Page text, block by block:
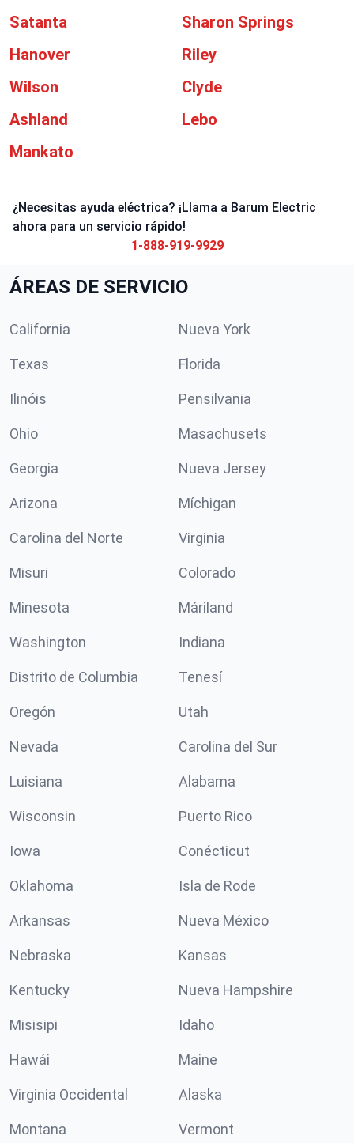
Satanta
Sharon Springs
Hanover
Riley
Wilson
Clyde
Ashland
Lebo
Mankato
¿Necesitas ayuda eléctrica? ¡Llama a Barum Electric
ahora para un servicio rápido!
1-888-919-9929
ÁREAS DE SERVICIO
California Nueva York
Texas Florida
Ilinóis Pensilvania
Ohio Masachusets
Georgia Nueva Jersey
Arizona Míchigan
Carolina del Norte Virginia
Misuri Colorado
Minesota Máriland
Washington Indiana
Distrito de Columbia Tenesí
Oregón Utah
Nevada Carolina del Sur
Luisiana Alabama
Wisconsin Puerto Rico
Iowa Conécticut
Oklahoma Isla de Rode
Arkansas Nueva México
Nebraska Kansas
Kentucky Nueva Hampshire
Misisipi Idaho
Hawái Maine
Virginia Occidental Alaska
Montana Vermont